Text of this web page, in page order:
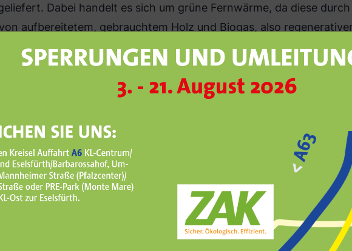
Dabei handelt es sich um grüne Fernwärme, da diese
aufbereitetem, gebrauchtem Holz und Biogas, also
Eigens dafür wurden rund 5,3 Kilometer lange
errichtet.
Fernwärme und rund 5.000 MWh elektrischer
ein Bio- und Deponiegasmotor mit über 3.500 kW
dem Gasmotor, der mit selbst erzeugtem Bio- und Deponiegas aus
MWh Fernwärme und rund 5.000 MWh elektrischer Strom
mehr als 3.000 Haushalte mit Fernwärme und 1.600 Haushalte
ermöglicht eine effizientere Nutzung von Bio- und Deponiegas